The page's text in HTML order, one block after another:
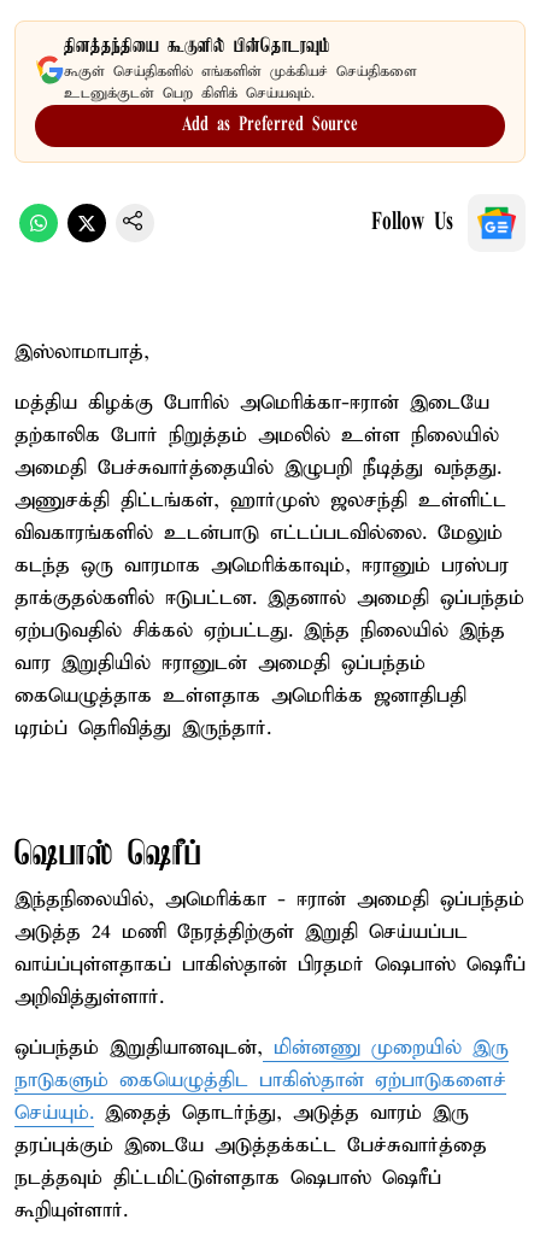
தினத்தந்தியை கூகுளில் பின்தொடரவும்
கூகுள் செய்திகளில் எங்களின் முக்கியச் செய்திகளை
உடனுக்குடன் பெற கிளிக் செய்யவும்.
Add as Preferred Source
Follow Us
இஸ்லாமாபாத்,
மத்திய கிழக்கு போரில் அமெரிக்கா-ஈரான் இடையே
தற்காலிக போர் நிறுத்தம் அமலில் உள்ள நிலையில்
அமைதி பேச்சுவார்த்தையில் இழுபறி நீடித்து வந்தது.
அணுசக்தி திட்டங்கள், ஹார்முஸ் ஜலசந்தி உள்ளிட்ட
விவகாரங்களில் உடன்பாடு எட்டப்படவில்லை. மேலும்
கடந்த ஒரு வாரமாக அமெரிக்காவும், ஈரானும் பரஸ்பர
தாக்குதல்களில் ஈடுபட்டன. இதனால் அமைதி ஒப்பந்தம்
ஏற்படுவதில் சிக்கல் ஏற்பட்டது. இந்த நிலையில் இந்த
வார இறுதியில் ஈரானுடன் அமைதி ஒப்பந்தம்
கையெழுத்தாக உள்ளதாக அமெரிக்க ஜனாதிபதி
டிரம்ப் தெரிவித்து இருந்தார்.
ஷெபாஸ் ஷெரீப்
இந்தநிலையில், அமெரிக்கா - ஈரான் அமைதி ஒப்பந்தம்
அடுத்த 24 மணி நேரத்திற்குள் இறுதி செய்யப்பட
வாய்ப்புள்ளதாகப் பாகிஸ்தான் பிரதமர் ஷெபாஸ் ஷெரீப்
அறிவித்துள்ளார்.
ஒப்பந்தம் இறுதியானவுடன், மின்னணு முறையில் இரு
நாடுகளும் கையெழுத்திட பாகிஸ்தான் ஏற்பாடுகளைச்
செய்யும். இதைத் தொடர்ந்து, அடுத்த வாரம் இரு
தரப்புக்கும் இடையே அடுத்தக்கட்ட பேச்சுவார்த்தை
நடத்தவும் திட்டமிட்டுள்ளதாக ஷெபாஸ் ஷெரீப்
கூறியுள்ளார்.